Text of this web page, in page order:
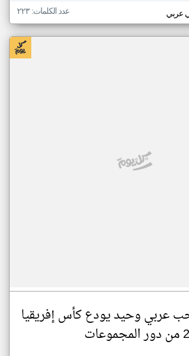
عربي عدد الكلمات: ٢٢٣
عربي وحيد يودع كأس إفريقيا